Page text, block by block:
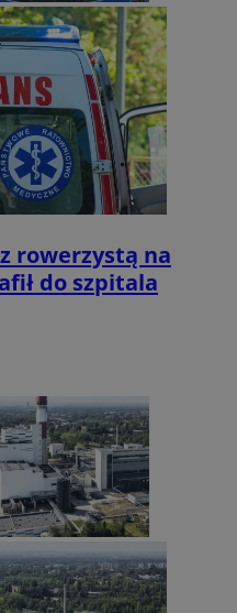
rowerzystą na
do szpitala